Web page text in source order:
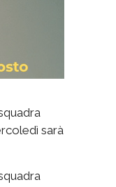
sarà